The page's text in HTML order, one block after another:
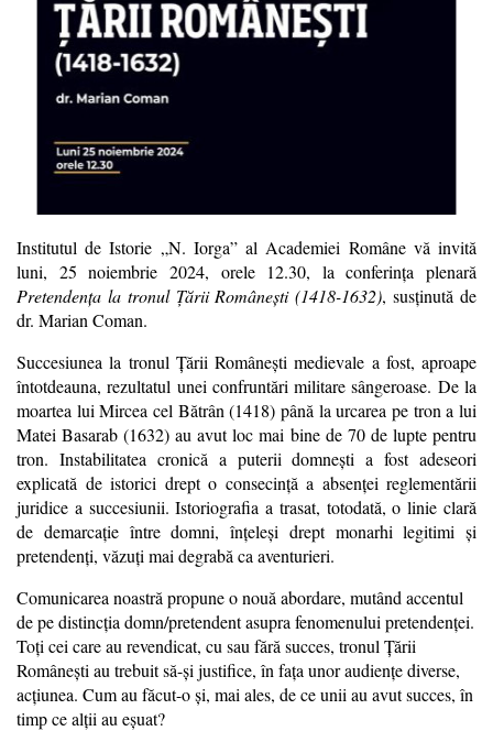
Institutul de Istorie „N. Iorga” al Academiei Române vă invită
luni, 25 noiembrie 2024, orele 12.30, la conferinţa plenară
Pretendenţa la tronul Ţării Româneşti (1418-1632), susţinută de
dr. Marian Coman.
Succesiunea la tronul Ţării Româneşti medievale a fost, aproape
întotdeauna, rezultatul unei confruntări militare sângeroase. De la
moartea lui Mircea cel Bătrân (1418) până la urcarea pe tron a lui
Matei Basarab (1632) au avut loc mai bine de 70 de lupte pentru
tron. Instabilitatea cronică a puterii domneşti a fost adeseori
explicată de istorici drept o consecinţă a absenţei reglementării
juridice a succesiunii. Istoriografia a trasat, totodată, o linie clară
de demarcaţie între domni, înţeleşi drept monarhi legitimi şi
pretendenţi, văzuţi mai degrabă ca aventurieri.
Comunicarea noastră propune o nouă abordare, mutând accentul
de pe distincţia domn/pretendent asupra fenomenului pretendenţei.
Toţi cei care au revendicat, cu sau fără succes, tronul Ţării
Româneşti au trebuit să-şi justifice, în faţa unor audienţe diverse,
acţiunea. Cum au făcut-o şi, mai ales, de ce unii au avut succes, în
timp ce alţii au eşuat?